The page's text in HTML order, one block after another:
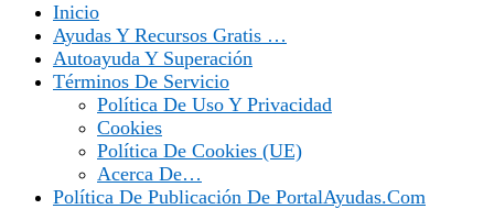
Inicio
Ayudas Y Recursos Gratis …
Autoayuda Y Superación
Términos De Servicio
Política De Uso Y Privacidad
Cookies
Política De Cookies (UE)
Acerca De…
Política De Publicación De PortalAyudas.com